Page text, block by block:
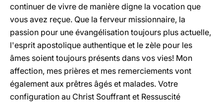
continuer de vivre de manière digne la vocation que
vous avez reçue. Que la ferveur missionnaire, la
passion pour une évangélisation toujours plus actuelle,
l'esprit apostolique authentique et le zèle pour les
âmes soient toujours présents dans vos vies! Mon
affection, mes prières et mes remerciements vont
également aux prêtres âgés et malades. Votre
configuration au Christ Souffrant et Ressuscité